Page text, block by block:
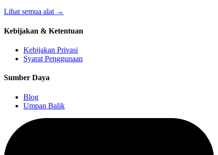
Lihat semua alat→
Kebijakan & Ketentuan
Kebijakan Privasi
Syarat Penggunaan
Sumber Daya
Blog
Umpan Balik